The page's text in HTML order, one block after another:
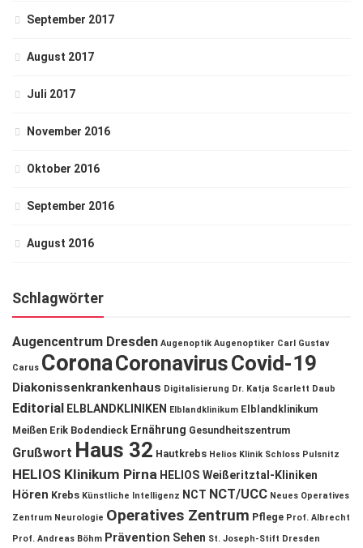
September 2017
August 2017
Juli 2017
November 2016
Oktober 2016
September 2016
August 2016
Schlagwörter
Augencentrum Dresden Augenoptik Augenoptiker Carl Gustav
Carus CoronaCoronavirusCovid-19
Diakonissenkrankenhaus Digitalisierung Dr. Katja Scarlett Daub
Editorial ELBLANDKLINIKEN Elblandklinikum Elblandklinikum
Meißen Erik Bodendieck Ernährung Gesundheitszentrum
Grußwort Haus 32 Hautkrebs Helios Klinik Schloss Pulsnitz
HELIOS Klinikum Pirna HELIOS Weißeritztal-Kliniken
Hören Krebs Künstliche Intelligenz NCT NCT/UCC Neues Operatives
Zentrum Neurologie Operatives Zentrum Pflege Prof. Albrecht
Prof. Andreas Böhm Prävention Sehen St. Joseph-Stift Dresden